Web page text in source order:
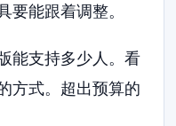
要能跟着调整。
能支持多少人。看
方式。超出预算的